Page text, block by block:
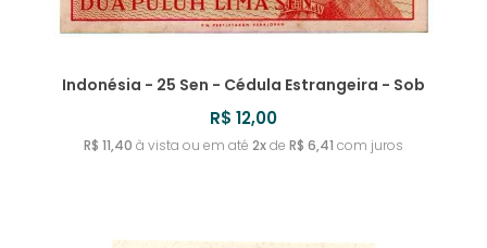
Indonésia - 25 Sen - Cédula Estrangeira - Sob
R$ 12,00
R$ 11,40 à vista ou em até 2xde R$ 6,41 com juros